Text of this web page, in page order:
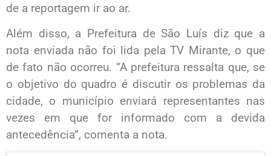
de a reportagem ir ao ar.
Além disso, a Prefeitura de São Luís diz que a
nota enviada não foi lida pela TV Mirante, o que
de fato não ocorreu. “A prefeitura ressalta que, se
o objetivo do quadro é discutir os problemas da
cidade, o município enviará representantes nas
vezes em que for informado com a devida
antecedência”, comenta a nota.